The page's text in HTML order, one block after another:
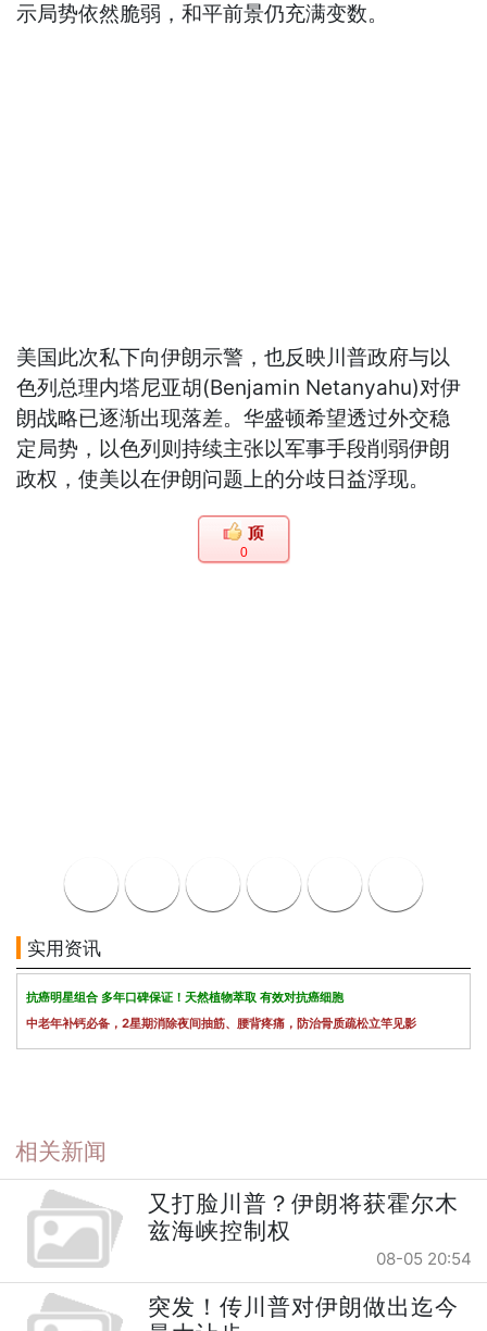
示局势依然脆弱，和平前景仍充满变数。
美国此次私下向伊朗示警，也反映川普政府与以
色列总理内塔尼亚胡(Benjamin Netanyahu)对伊
朗战略已逐渐出现落差。华盛顿希望透过外交稳
定局势，以色列则持续主张以军事手段削弱伊朗
政权，使美以在伊朗问题上的分歧日益浮现。
0
实用资讯
抗癌明星组合 多年口碑保证！天然植物萃取 有效对抗癌细胞
中老年补钙必备，2星期消除夜间抽筋、腰背疼痛，防治骨质疏松立竿见影
相关新闻
又打脸川普？伊朗将获霍尔木
兹海峡控制权
08-05 20:54
突发！传川普对伊朗做出迄今